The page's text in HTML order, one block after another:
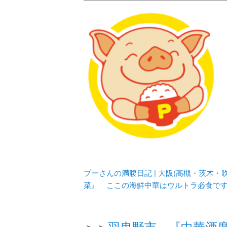
プーさんの満
豊中・箕面)
化してます。
プーさんの満腹日記 | 大阪(高槻・茨木・
菜』 ここの海鮮中華はウルトラ必食で